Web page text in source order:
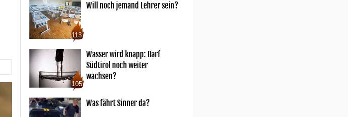
113
Will noch jemand Lehrer sein?
105
Wasser wird knapp: Darf
Südtirol noch weiter
wachsen?
Was fährt Sinner da?